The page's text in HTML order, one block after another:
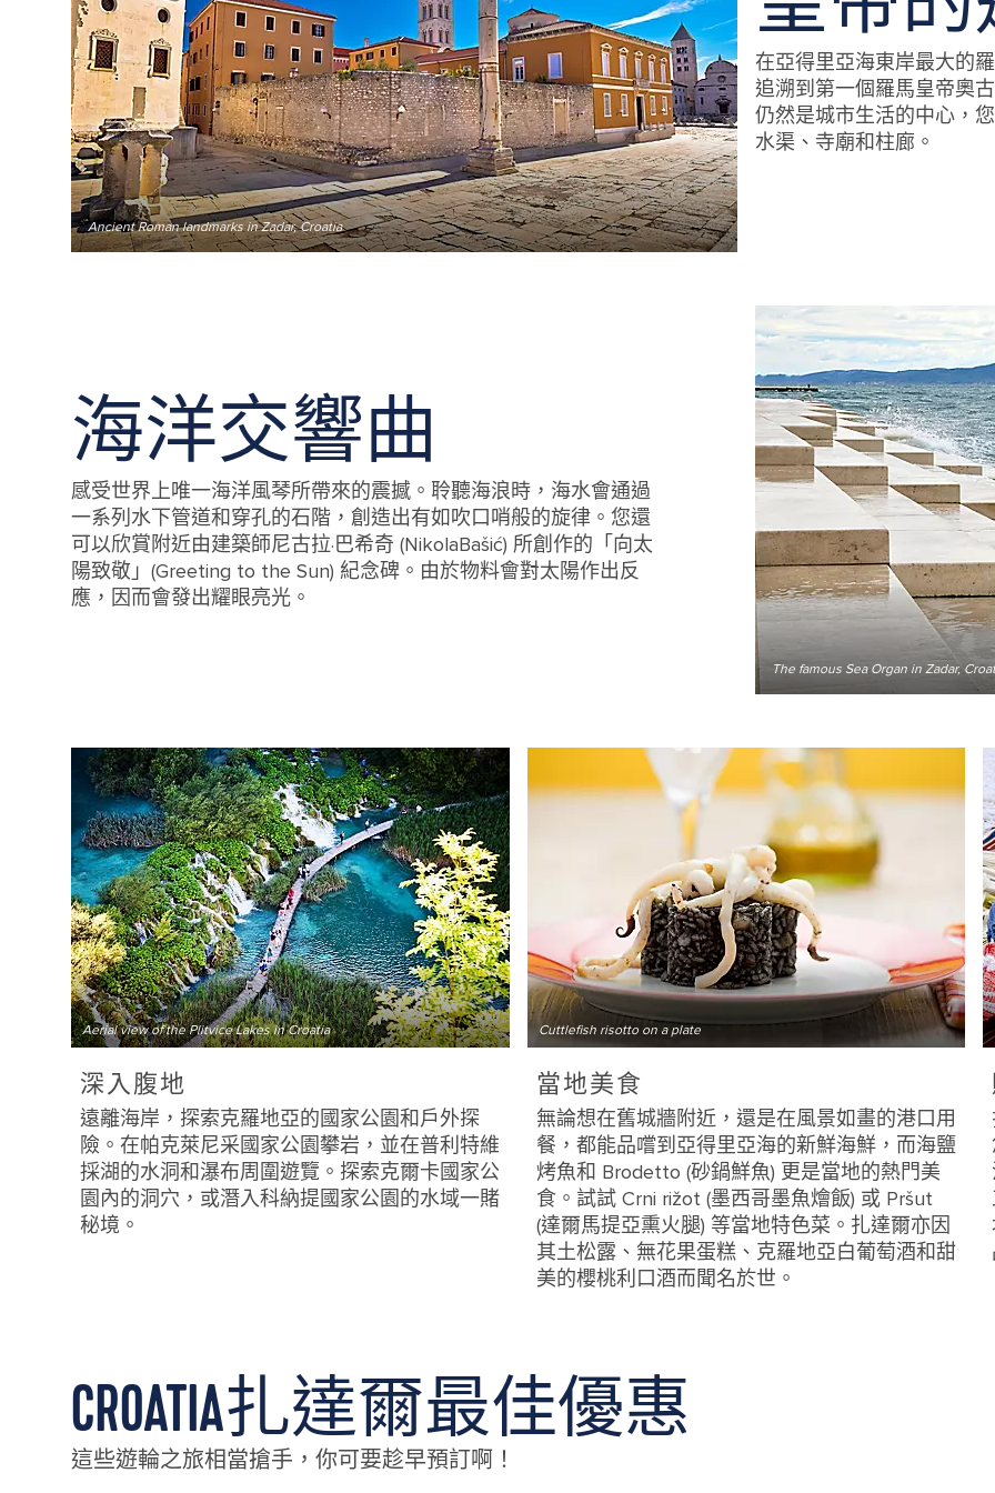
Ancient Roman landmarks in Zadar, Croatia
在亞得里亞海東岸最大的
追溯到第一個羅馬皇帝奧
仍然是城市生活的中心，
水渠、寺廟和柱廊。
The famous Sea Organ in Zadar,
海洋交響曲
感受世界上唯一海洋風琴所帶來的震撼。聆聽海浪時，海水會通過
一系列水下管道和穿孔的石階，創造出有如吹口哨般的旋律。您還
可以欣賞附近由建築師尼古拉·巴希奇 (NikolaBašić) 所創作的「向太
陽致敬」(Greeting to the Sun) 紀念碑。由於物料會對太陽作出反
應，因而會發出耀眼亮光。
Aerial view of the Plitvice Lakes in Croatia
深入腹地
遠離海岸，探索克羅地亞的國家公園和戶外探
險。在帕克萊尼采國家公園攀岩，並在普利特維
採湖的水洞和瀑布周圍遊覽。探索克爾卡國家公
園內的洞穴，或潛入科納提國家公園的水域一賭
秘境。
Cuttlefish risotto on a plate
當地美食
無論想在舊城牆附近，還是在風景如畫的港口用
餐，都能品嚐到亞得里亞海的新鮮海鮮，而海鹽
烤魚和 Brodetto (砂鍋鮮魚) 更是當地的熱門美
食。試試 Crni rižot (墨西哥墨魚燴飯) 或 Pršut
(達爾馬提亞熏火腿) 等當地特色菜。扎達爾亦因
其土松露、無花果蛋糕、克羅地亞白葡萄酒和甜
美的櫻桃利口酒而聞名於世。
CROATIA扎達爾最佳優惠
這些遊輪之旅相當搶手，你可要趁早預訂啊！